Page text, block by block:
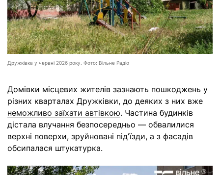
Дружківка у червні 2026 року. Фото: Вільне Радіо
Домівки місцевих жителів зазнають пошкоджень у
різних кварталах Дружківки, до деяких з них вже
неможливо заїхати автівкою. Частина будинків
дістала влучання безпосередньо — обвалилися
верхні поверхи, зруйновані підʼїзди, а з фасадів
обсипалася штукатурка.